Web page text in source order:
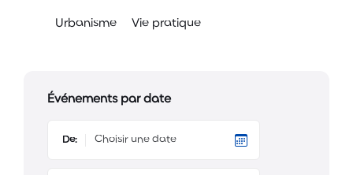
Urbanisme Vie pratique
Événements par date
De: